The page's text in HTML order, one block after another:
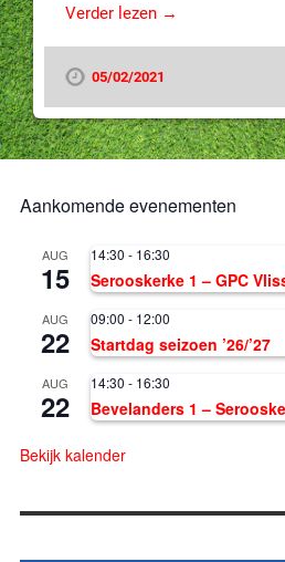
Verder lezen →
05/02/2021
Aankomende evenementen
AUG
15
14:30 - 16:30
Serooskerke 1 – GPC
AUG
22
09:00 - 12:00
Startdag seizoen ’26/’27
AUG
22
14:30 - 16:30
Bevelanders 1 –
Bekijk kalender